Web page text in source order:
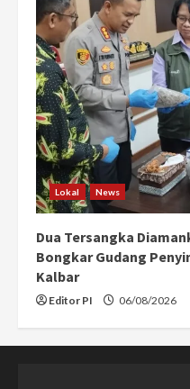
Lokal News
Dua Tersangka
Bongkar Gudang
Kalbar
Editor PI 06/08/2026